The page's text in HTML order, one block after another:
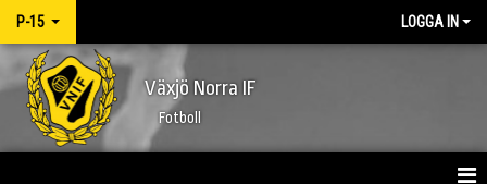
P-15 LOGGA IN
Växjö Norra IF
Fotboll